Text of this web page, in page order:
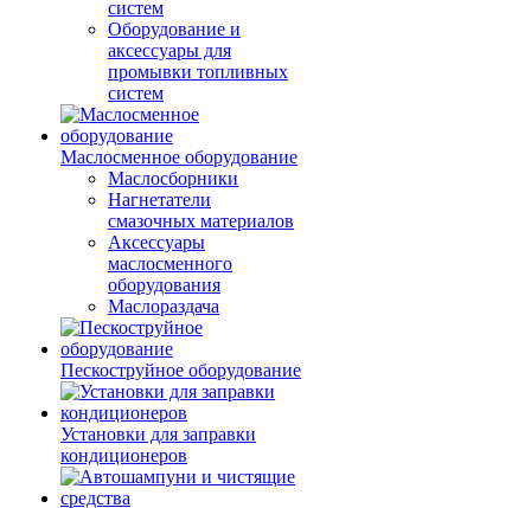
систем
Оборудование и
аксессуары для
промывки топливных
систем
Маслосменное оборудование
Маслосборники
Нагнетатели
смазочных материалов
Аксессуары
маслосменного
оборудования
Маслораздача
Пескоструйное оборудование
Установки для заправки
кондиционеров